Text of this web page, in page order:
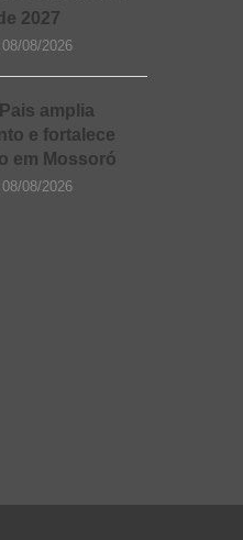
2027
08/08/2026
amplia
e fortalece
em Mossoró
08/08/2026